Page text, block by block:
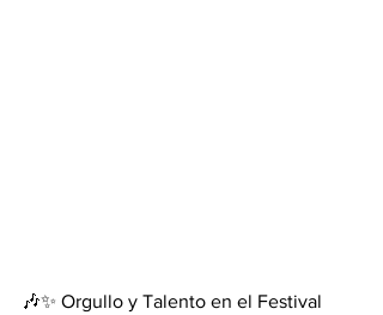
🎶✨ Orgullo y Talento en el Festival